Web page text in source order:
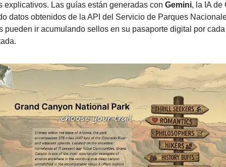
explicativos. Las guías están generadas con Gemini, la IA de
datos obtenidos de la API del Servicio de Parques
pueden ir acumulando sellos en su pasaporte digital por